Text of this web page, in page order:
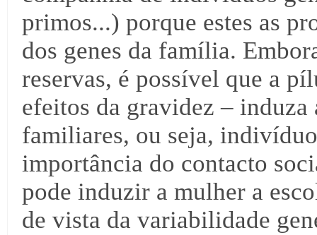
primos...) porque estes as
dos genes da família.
reservas, é possível que a
efeitos da gravidez –
familiares, ou seja,
importância do contacto
pode induzir a mulher a
de vista da variabilidade